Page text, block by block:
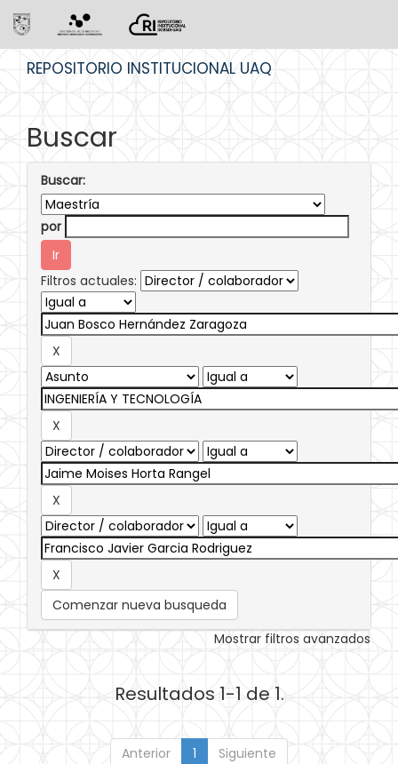
REPOSITORIO INSTITUCIONAL UAQ
Buscar
Buscar:
por
Filtros actuales:
Comenzar nueva busqueda
Mostrar filtros avanzados
Resultados 1-1 de 1.
Anterior 1 Siguiente